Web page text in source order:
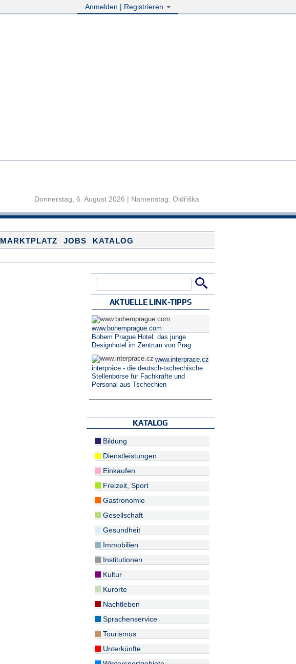
Anmelden | Registrieren
Donnerstag, 6. August 2026 | Namenstag: Oldřiška
MARKTPLATZ JOBS
KATALOG
AKTUELLE LINK-TIPPS
www.bohemprague.com
Bohem Prague Hotel: das junge
Designhotel im Zentrum von Prag
www.interprace.cz
interpráce - die deutsch-tschechische
Stellenbörse für Fachkräfte und
Personal aus Tschechien
KATALOG
Bildung
Dienstleistungen
Einkaufen
Freizeit, Sport
Gastronomie
Gesellschaft
Gesundheit
Immobilien
Institutionen
Kultur
Kurorte
Nachtleben
Sprachenservice
Tourismus
Unterkünfte